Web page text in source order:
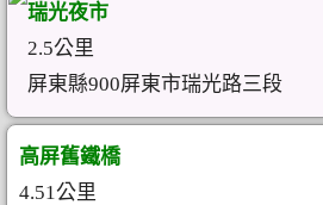
瑞光夜市
2.5公里
屏東縣900屏東市瑞光路三段
高屏舊鐵橋
4.51公里